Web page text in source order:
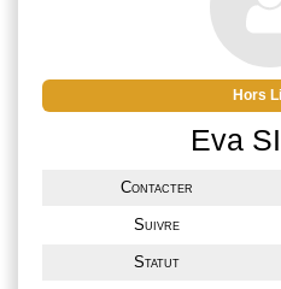
studio au T3,
Hors
Eva
Contacter
Suivre
Statut